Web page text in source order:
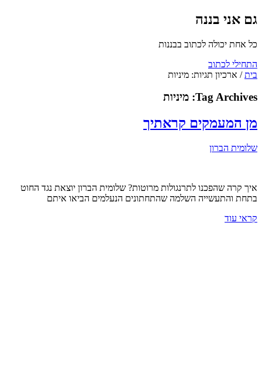
גם אני בננה
כל אחת יכולה לכתוב בבננות
התחילי לכתוב
בית/ ארכיון תגיות: מיניות
Tag Archives: מיניות
מן המעמקים קראתיך
שלומית הברון
איך קרה שהפכנו לתרנגולות מרוטות? שלומית הברון יוצאת נגד החוט
בתחת והתעשייה השלמה שהתחתונים הנעלמים הביאו איתם
קראי עוד